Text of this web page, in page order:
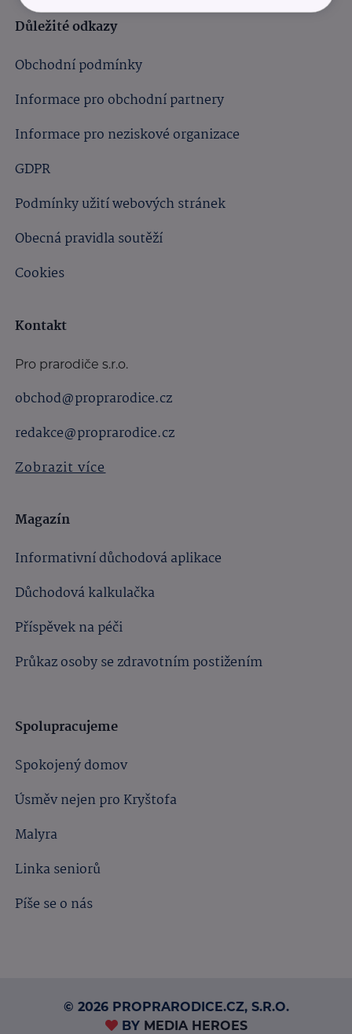
Důležité odkazy
Obchodní podmínky
Informace pro obchodní partnery
Informace pro neziskové organizace
GDPR
Podmínky užití webových stránek
Obecná pravidla soutěží
Cookies
Kontakt
Pro prarodiče s.r.o.
obchod@proprarodice.cz
redakce@proprarodice.cz
Zobrazit více
Magazín
Informativní důchodová aplikace
Důchodová kalkulačka
Příspěvek na péči
Průkaz osoby se zdravotním postižením
Spolupracujeme
Spokojený domov
Úsměv nejen pro Kryštofa
Malyra
Linka seniorů
Píše se o nás
© 2026 PROPRARODICE.CZ, S.R.O.
BY MEDIA HEROES